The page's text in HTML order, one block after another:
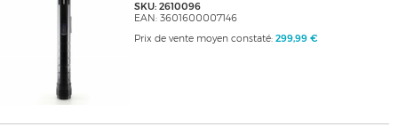
SKU: 2610096
EAN: 3601600007146
Prix de vente moyen constaté: 299,99 €